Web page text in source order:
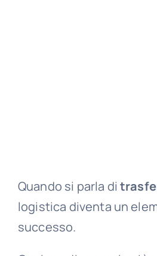
Quando si parla di
logistica diventa un
successo.